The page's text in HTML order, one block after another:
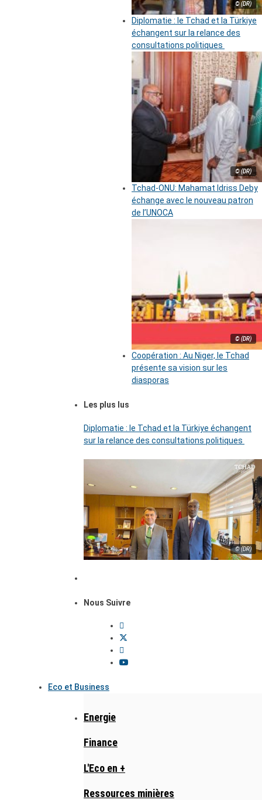
© (DR)
Diplomatie : le Tchad et la Türkiye
échangent sur la relance des
consultations politiques
© (DR)
Tchad-ONU: Mahamat Idriss Deby
échange avec le nouveau patron
de l’UNOCA
© (DR)
Coopération : Au Niger, le Tchad
présente sa vision sur les
diasporas
Les plus lus
Diplomatie : le Tchad et la Türkiye échangent
sur la relance des consultations politiques
© (DR)
Nous Suivre
Eco et Business
Energie
Finance
L'Eco en +
Ressources minières